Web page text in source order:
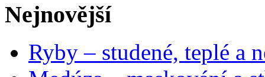
Nejnovější
Ryby – studené, teplé a